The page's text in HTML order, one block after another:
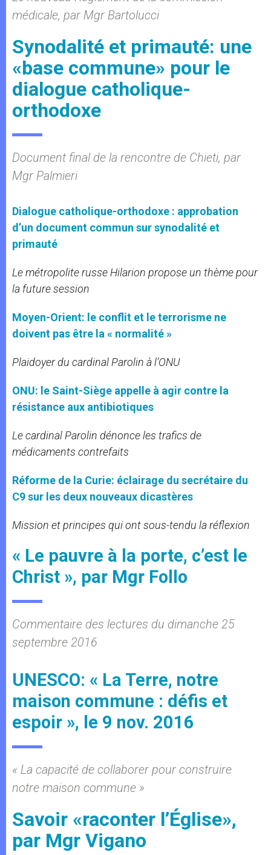
médicale, par Mgr Bartolucci
Synodalité et primauté: une
«base commune» pour le
dialogue catholique-
orthodoxe
Document final de la rencontre de Chieti, par
Mgr Palmieri
Dialogue catholique-orthodoxe : approbation
d’un document commun sur synodalité et
primauté
Le métropolite russe Hilarion propose un thème pour
la future session
Moyen-Orient: le conflit et le terrorisme ne
doivent pas être la « normalité »
Plaidoyer du cardinal Parolin à l’ONU
ONU: le Saint-Siège appelle à agir contre la
résistance aux antibiotiques
Le cardinal Parolin dénonce les trafics de
médicaments contrefaits
Réforme de la Curie: éclairage du secrétaire du
C9 sur les deux nouveaux dicastères
Mission et principes qui ont sous-tendu la réflexion
« Le pauvre à la porte, c’est le
Christ », par Mgr Follo
Commentaire des lectures du dimanche 25
septembre 2016
UNESCO: « La Terre, notre
maison commune : défis et
espoir », le 9 nov. 2016
« La capacité de collaborer pour construire
notre maison commune »
Savoir «raconter l’Église»,
par Mgr Vigano